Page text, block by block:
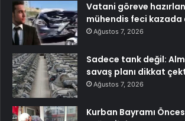
Vatani göreve
mühendis feci kazada
Ağustos 7, 2026
Sadece tank değil:
savaş planı dikkat
Ağustos 7, 2026
Kurban Bayramı